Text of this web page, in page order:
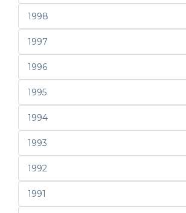
1998
1997
1996
1995
1994
1993
1992
1991